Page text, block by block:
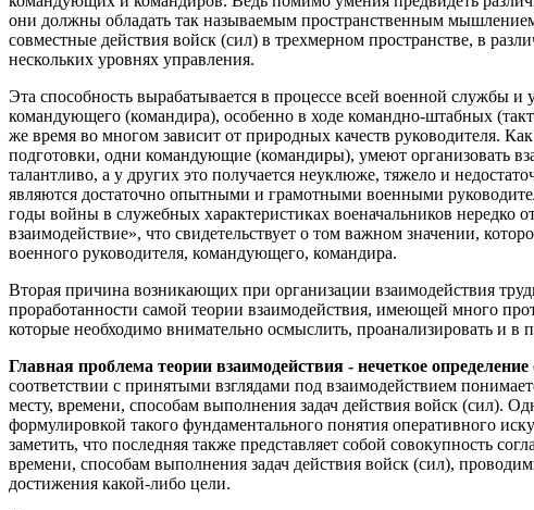
они должны обладать так называемым пространственным
совместные действия войск (сил) в трехмерном пространстве, в
нескольких уровнях управления.
Эта способность вырабатывается в процессе всей военной службы и
командующего (командира), особенно в ходе командно-штабных
же время во многом зависит от природных качеств руководителя.
подготовки, одни командующие (командиры), умеют организовать
талантливо, а у других это получается неуклюже, тяжело и
являются достаточно опытными и грамотными военными
годы войны в служебных характеристиках военачальников нередко
взаимодействие», что свидетельствует о том важном значении,
военного руководителя, командующего, командира.
Вторая причина возникающих при организации взаимодействия
проработанности самой теории взаимодействия, имеющей много
которые необходимо внимательно осмыслить, проанализировать и в
Главная проблема теории взаимодействия - нечеткое
соответствии с принятыми взглядами под взаимодействием
месту, времени, способам выполнения задач действия войск (сил).
формулировкой такого фундаментального понятия оперативного
заметить, что последняя также представляет собой совокупность
времени, способам выполнения задач действия войск (сил),
достижения какой-либо цели.